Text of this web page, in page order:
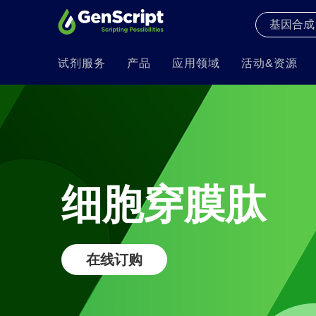
试剂服务 产品 应用领域 活动&资源
细胞穿膜肽
在线订购